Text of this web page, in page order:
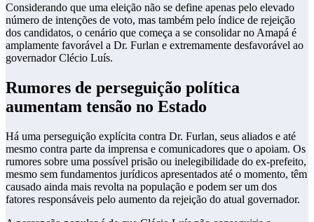
Considerando que uma eleição não se define apenas pelo elevado
número de intenções de voto, mas também pelo índice de rejeição
dos candidatos, o cenário que começa a se consolidar no Amapá é
amplamente favorável a Dr. Furlan e extremamente desfavorável ao
governador Clécio Luís.
Rumores de perseguição política
aumentam tensão no Estado
Há uma perseguição explícita contra Dr. Furlan, seus aliados e até
mesmo contra parte da imprensa e comunicadores que o apoiam. Os
rumores sobre uma possível prisão ou inelegibilidade do ex-prefeito,
mesmo sem fundamentos jurídicos apresentados até o momento, têm
causado ainda mais revolta na população e podem ser um dos
fatores responsáveis pelo aumento da rejeição do atual governador.